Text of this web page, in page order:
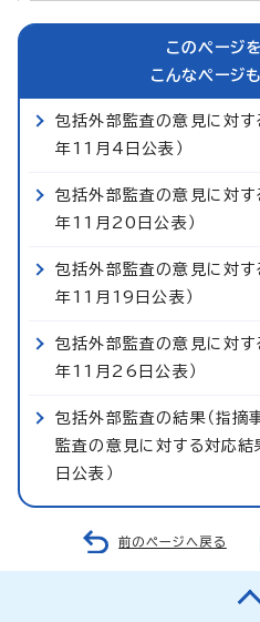
このページ
こんなページ
包括外部監査の意見に対す
年11月4日公表）
包括外部監査の意見に対す
年11月20日公表）
包括外部監査の意見に対す
年11月19日公表）
包括外部監査の意見に対す
年11月26日公表）
包括外部監査の結果（指摘
監査の意見に対する対応
日公表）
前のページへ戻る